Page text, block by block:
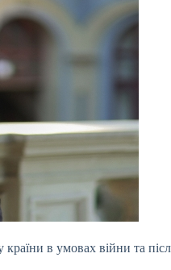
в умовах війни та